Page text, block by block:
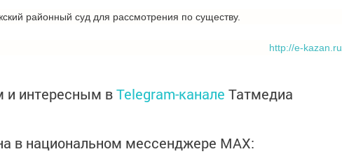
районный суд для рассмотрения по существу.
http://e-
интересным вTelegram-канале Татмедиа
в национальном мессенджере MАХ: